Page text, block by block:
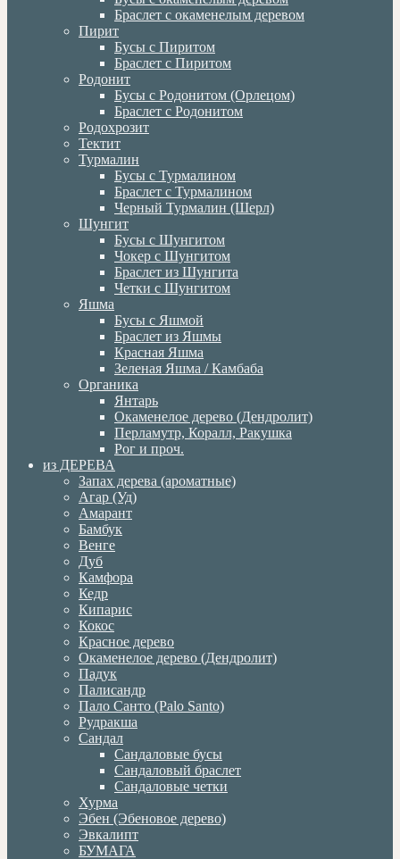
Браслет с окаменелым деревом
Пирит
Бусы с Пиритом
Браслет с Пиритом
Родонит
Бусы с Родонитом (Орлецом)
Браслет с Родонитом
Родохрозит
Тектит
Турмалин
Бусы с Турмалином
Браслет с Турмалином
Черный Турмалин (Шерл)
Шунгит
Бусы с Шунгитом
Чокер с Шунгитом
Браслет из Шунгита
Четки с Шунгитом
Яшма
Бусы с Яшмой
Браслет из Яшмы
Красная Яшма
Зеленая Яшма / Камбаба
Органика
Янтарь
Окаменелое дерево (Дендролит)
Перламутр, Коралл, Ракушка
Рог и проч.
из ДЕРЕВА
Запах дерева (ароматные)
Агар (Уд)
Амарант
Бамбук
Венге
Дуб
Камфора
Кедр
Кипарис
Кокос
Красное дерево
Окаменелое дерево (Дендролит)
Падук
Палисандр
Пало Санто (Palo Santo)
Рудракша
Сандал
Сандаловые бусы
Сандаловый браслет
Сандаловые четки
Хурма
Эбен (Эбеновое дерево)
Эвкалипт
БУМАГА